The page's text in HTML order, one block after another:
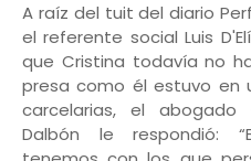
A raíz del tuit del diario
el referente social Luis
que Cristina todavía no
presa como él estuvo en
carcelarias, el abogado
Dalbón le respondió: